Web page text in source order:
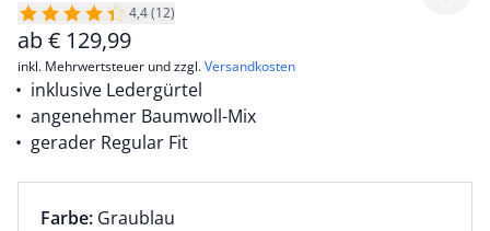
4,4 (12)
ab€ 129,99
inkl. Mehrwertsteuer und zzgl.Versandkosten
inklusive Ledergürtel
angenehmer Baumwoll-Mix
gerader Regular Fit
Farbauswahl:
Farbe: aktuell ausgewählt:
Graublau